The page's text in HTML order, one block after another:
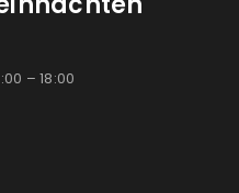
– 18:00